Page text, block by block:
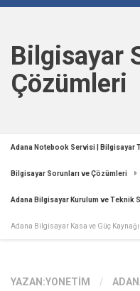
Bilgisayar
Çözümleri
Adana Notebook Servisi | Bilgisayar
Bilgisayar Sorunları ve Çözümleri
Adana Bilgisayar Kurulum ve Teknik
Adana Bilgisayar Kasa ve Güç Kaynağı
YAZAN:YONETIM /